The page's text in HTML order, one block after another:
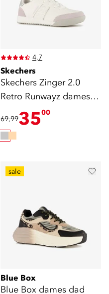
4,7
Skechers
Skechers Zinger 2.0
Retro Runwayz dames
sneakers grijs
69,993500
sale
Blue Box
Blue Box dames dad